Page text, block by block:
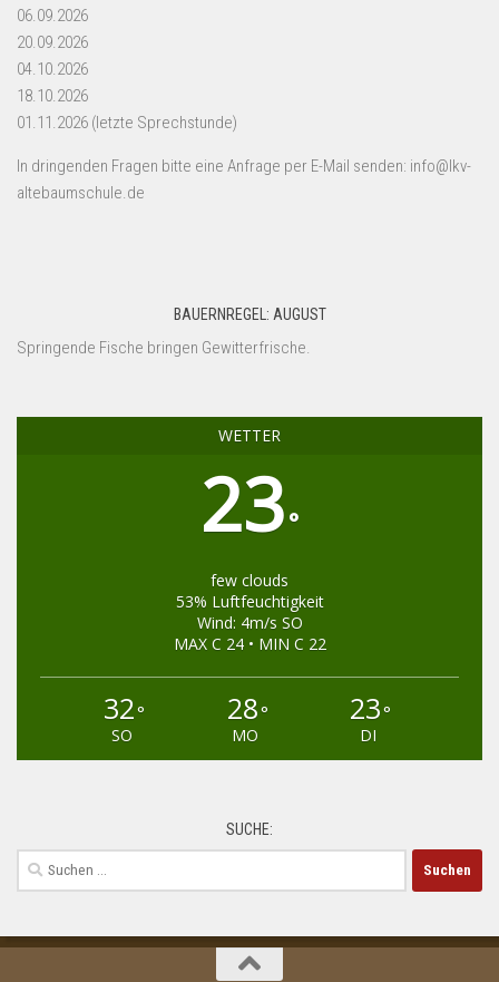
06.09.2026
20.09.2026
04.10.2026
18.10.2026
01.11.2026 (letzte Sprechstunde)
In dringenden Fragen bitte eine Anfrage per E-Mail senden: info@lkv-
altebaumschule.de
BAUERNREGEL: AUGUST
Springende Fische bringen Gewitterfrische.
WETTER
23°
few clouds
53% Luftfeuchtigkeit
Wind: 4m/s SO
MAX C 24 • MIN C 22
32°
SO
28°
MO
23°
DI
SUCHE:
Suchen
nach: